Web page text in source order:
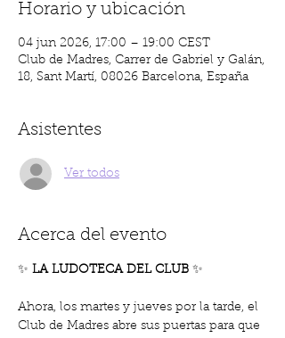
Horario y ubicación
04 jun 2026, 17:00 – 19:00 CEST
Club de Madres, Carrer de Gabriel y Galán,
18, Sant Martí, 08026 Barcelona, España
Asistentes
Ver todos
Acerca del evento
✨ LA LUDOTECA DEL CLUB ✨
Ahora, los martes y jueves por la tarde, el
Club de Madres abre sus puertas para que